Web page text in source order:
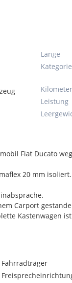
Länge
Kategorie
Leistung
Fiat Ducato
20 mm isoliert.
Carport
Kastenwagen
Fahrradträger